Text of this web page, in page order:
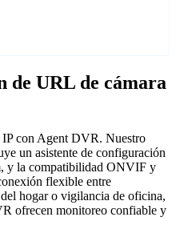
de URL de cámara
IP con Agent DVR. Nuestro
un asistente de configuración
y la compatibilidad ONVIF y
flexible entre
hogar o vigilancia de oficina,
ofrecen monitoreo confiable y